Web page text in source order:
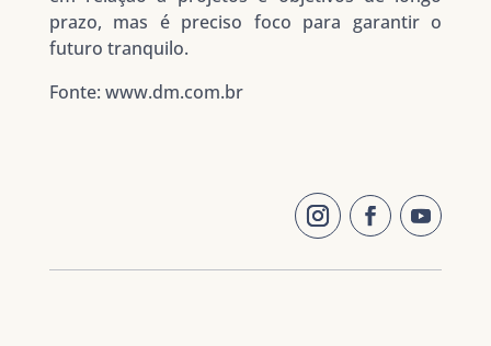
prazo, mas é preciso foco para garantir o
futuro tranquilo.
Fonte: www.dm.com.br